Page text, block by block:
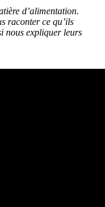
d’alimentation.
raconter ce qu’ils
nous expliquer leurs